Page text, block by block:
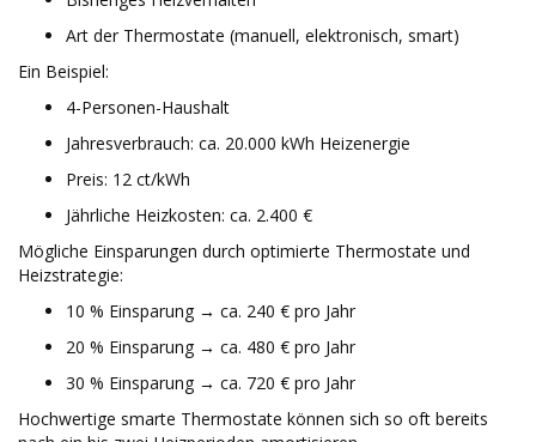
Art der Thermostate (manuell, elektronisch, smart)
Ein Beispiel:
4-Personen-Haushalt
Jahresverbrauch: ca. 20.000 kWh Heizenergie
Preis: 12 ct/kWh
Jährliche Heizkosten: ca. 2.400 €
Mögliche Einsparungen durch optimierte Thermostate und
Heizstrategie:
10 % Einsparung → ca. 240 € pro Jahr
20 % Einsparung → ca. 480 € pro Jahr
30 % Einsparung → ca. 720 € pro Jahr
Hochwertige smarte Thermostate können sich so oft bereits